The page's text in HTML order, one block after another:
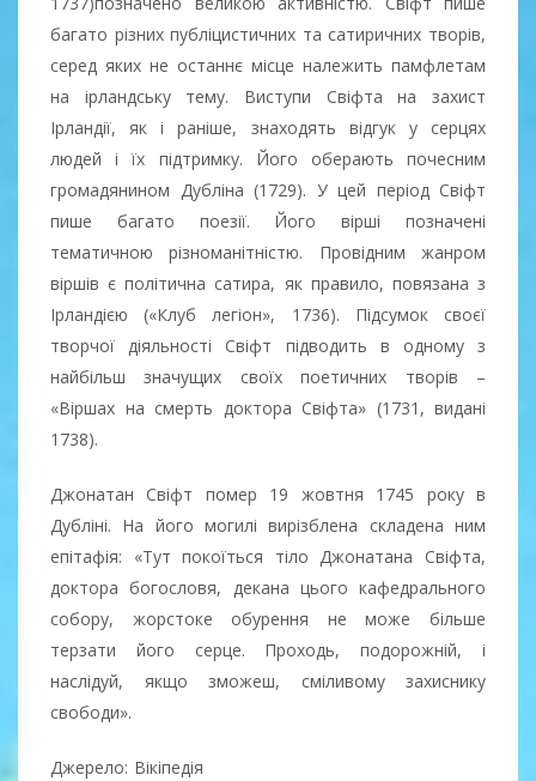
багато різних публіцистичних та сатиричних творів,
серед яких не останнє місце належить памфлетам
на ірландську тему. Виступи Свіфта на захист
Ірландії, як і раніше, знаходять відгук у серцях
людей і їх підтримку. Його оберають почесним
громадянином Дубліна (1729). У цей період Свіфт
пише багато поезії. Його вірші позначені
тематичною різноманітністю. Провідним жанром
віршів є політична сатира, як правило, повязана з
Ірландією («Клуб легіон», 1736). Підсумок своєї
творчої діяльності Свіфт підводить в одному з
найбільш значущих своїх поетичних творів –
«Віршах на смерть доктора Свіфта» (1731, видані
1738).
Джонатан Свіфт помер 19 жовтня 1745 року в
Дубліні. На його могилі вирізблена складена ним
епітафія: «Тут покоїться тіло Джонатана Свіфта,
доктора богословя, декана цього кафедрального
собору, жорстоке обурення не може більше
терзати його серце. Проходь, подорожній, і
наслідуй, якщо зможеш, сміливому захиснику
свободи».
Джерело: Вікіпедія